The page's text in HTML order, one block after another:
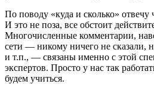
По поводу «куда и сколько» отвечу
И это не поза, все обстоит
Многочисленные комментарии,
сети — никому ничего не сказали,
и т.п., — связаны именно с этой
экспертов. Просто у нас так
будем учиться.